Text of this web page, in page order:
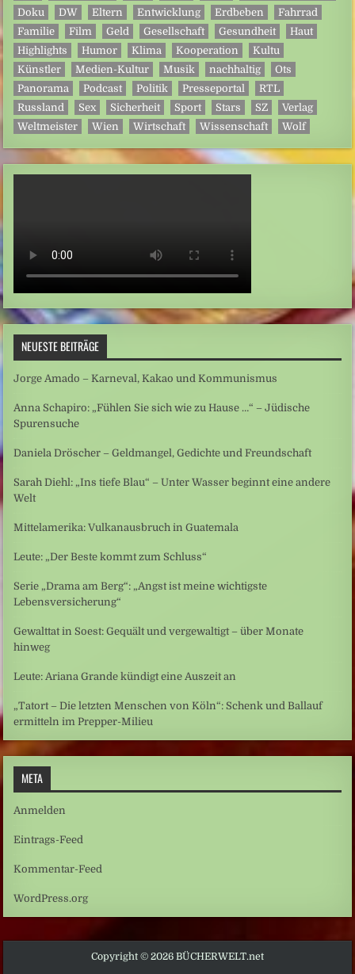
Doku
DW Eltern Entwicklung Erdbeben
Fahrrad
Familie
Film Geld Gesellschaft Gesundheit
Haut
Highlights
Humor Klima Kooperation
Kultu
Künstler
Medien-Kultur Musik nachhaltig
Ots
Panorama
Podcast Politik Presseportal
RTL
Russland
Sex Sicherheit Sport Stars SZ
Verlag
Weltmeister
Wien Wirtschaft Wissenschaft Wolf
NEUESTE BEITRÄGE
Jorge Amado – Karneval, Kakao und Kommunismus
Anna Schapiro: „Fühlen Sie sich wie zu Hause …“ – Jüdische
Spurensuche
Daniela Dröscher – Geldmangel, Gedichte und Freundschaft
Sarah Diehl: „Ins tiefe Blau“ – Unter Wasser beginnt eine andere
Welt
Mittelamerika: Vulkanausbruch in Guatemala
Leute: „Der Beste kommt zum Schluss“
Serie „Drama am Berg“: „Angst ist meine wichtigste
Lebensversicherung“
Gewalttat in Soest: Gequält und vergewaltigt – über Monate
hinweg
Leute: Ariana Grande kündigt eine Auszeit an
„Tatort – Die letzten Menschen von Köln“: Schenk und Ballauf
ermitteln im Prepper-Milieu
META
Anmelden
Eintrags-Feed
Kommentar-Feed
WordPress.org
Copyright © 2026 BÜCHERWELT.net